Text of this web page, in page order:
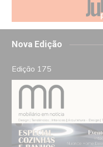
Nova Edição
Edição 175